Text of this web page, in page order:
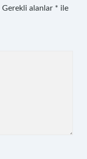
Gerekli alanlar * ile